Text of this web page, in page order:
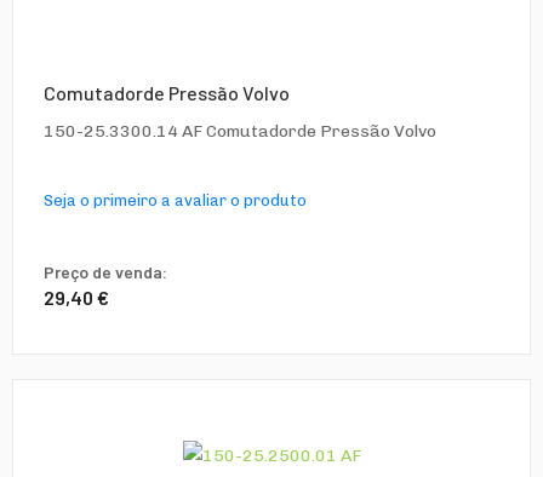
Comutadorde Pressão Volvo
150-25.3300.14 AF Comutadorde Pressão Volvo
Seja o primeiro a avaliar o produto
Preço de venda:
29,40 €